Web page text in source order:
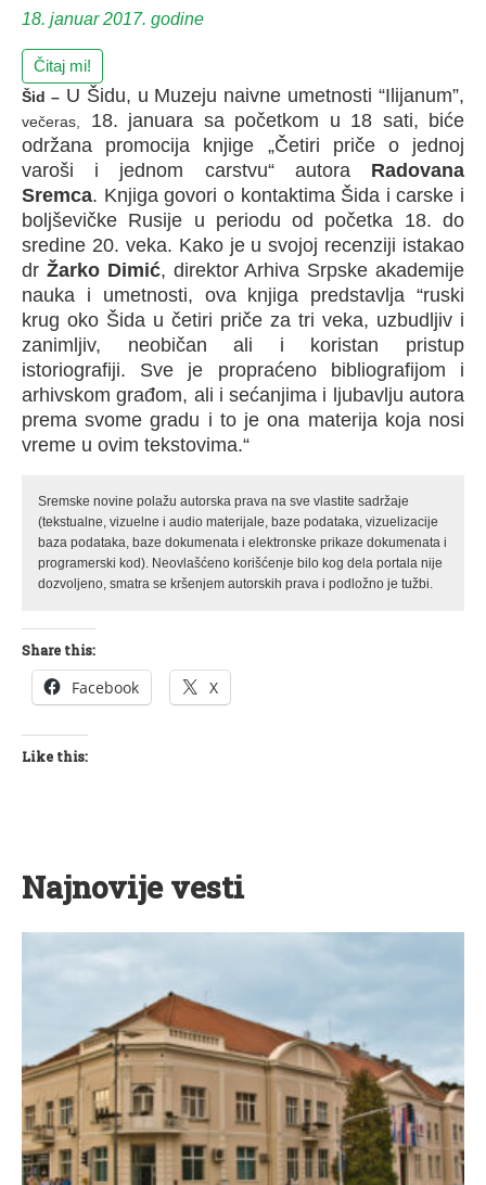
18. januar 2017. godine
Čitaj mi!
Šid –U Šidu, u Muzeju naivne umetnosti “Ilijanum”,
večeras,
18. januara sa početkom u 18 sati, biće
održana promocija knjige „Četiri priče o jednoj
varoši i jednom carstvu“ autora Radovana
Sremca. Knjiga govori o kontaktima Šida i carske i
boljševičke Rusije u periodu od početka 18. do
sredine 20. veka. Kako je u svojoj recenziji istakao
dr Žarko Dimić, direktor Arhiva Srpske akademije
nauka i umetnosti, ova knjiga predstavlja “ruski
krug oko Šida u četiri priče za tri veka, uzbudljiv i
zanimljiv, neobičan ali i koristan pristup
istoriografiji. Sve je propraćeno bibliografijom i
arhivskom građom, ali i sećanjima i ljubavlju autora
prema svome gradu i to je ona materija koja nosi
vreme u ovim tekstovima.“
Sremske novine polažu autorska prava na sve vlastite sadržaje
(tekstualne, vizuelne i audio materijale, baze podataka, vizuelizacije
baza podataka, baze dokumenata i elektronske prikaze dokumenata i
programerski kod). Neovlašćeno korišćenje bilo kog dela portala nije
dozvoljeno, smatra se kršenjem autorskih prava i podložno je tužbi.
Share this:
Facebook X
Like this:
Najnovije vesti